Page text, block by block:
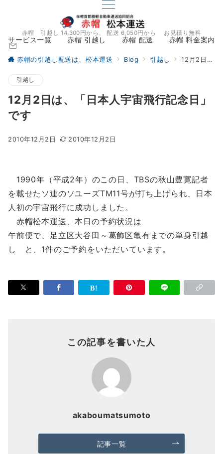
赤帽 引越し 14,300円から、 配送 6,050円から お見積り無料
サービス一覧 赤帽 引越し 赤帽 配送 赤帽 料金案内
赤帽の引越し配送は、松本運送 Blog 引越し 12月2日は、「日本人宇宙飛行記念日」です
引越し
12月2日は、「日本人宇宙飛行記念日」
です
2010年12月2日 2010年12月2日
1990年（平成2年）のこの日、TBSの秋山豊寛記者
を載せたソ連のソユーズTM11号が打ち上げられ、日本
人初の宇宙飛行に成功しました。
赤帽松本運送、本日の予約状況は
午前便で、足立区大谷田～葛飾区亀有までの単身引越
し と、1件のご予約をいただいています。
この記事を書いた人
akaboumatsumoto
記事一覧